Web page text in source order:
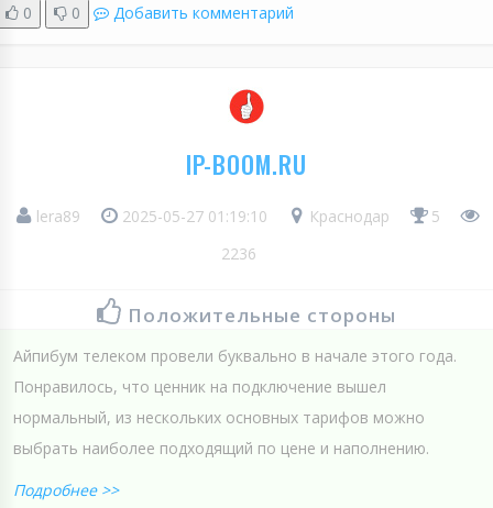
0 0 Добавить комментарий
IP-BOOM.RU
lera89 2025-05-27 01:19:10 Краснодар
5
2236
Положительные стороны
Айпибум телеком провели буквально в начале этого года.
Понравилось, что ценник на подключение вышел
нормальный, из нескольких основных тарифов можно
выбрать наиболее подходящий по цене и наполнению.
Подробнее >>